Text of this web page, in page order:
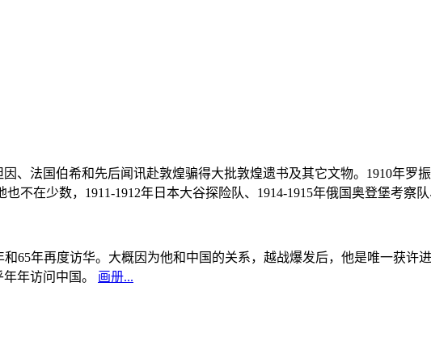
、法国伯希和先后闻讯赴敦煌骗得大批敦煌遗书及其它文物。1910年罗
在少数，1911-1912年日本大谷探险队、1914-1915年俄国奥登堡考察队
和65年再度访华。大概因为他和中国的关系，越战爆发后，他是唯一获许
年访问中国。 画册...